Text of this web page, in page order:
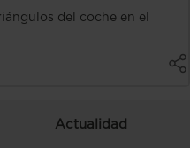
del coche en el
Actualidad